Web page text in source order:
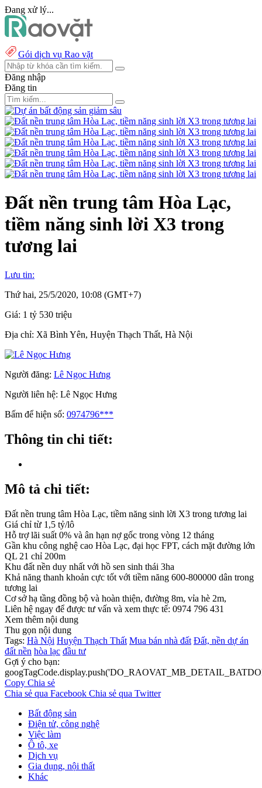
Đang xử lý...
Gói dịch vụ Rao vặt
Đăng nhập
Đăng tin
Đất nền trung tâm Hòa Lạc,
tiềm năng sinh lời X3 trong
tương lai
Lưu tin:
Thứ hai, 25/5/2020, 10:08 (GMT+7)
Giá: 1 tỷ 530 triệu
Địa chỉ: Xã Bình Yên, Huyện Thạch Thất, Hà Nội
Người đăng: Lê Ngọc Hưng
Người liên hệ: Lê Ngọc Hưng
Bấm để hiện số: 0974796***
Thông tin chi tiết:
Mô tả chi tiết:
Đất nền trung tâm Hòa Lạc, tiềm năng sinh lời X3 trong tương lai
Giá chỉ từ 1,5 tỷ/lô
Hỗ trợ lãi suất 0% và ân hạn nợ gốc trong vòng 12 tháng
Gần khu công nghệ cao Hòa Lạc, đại học FPT, cách mặt đường lớn
QL 21 chỉ 200m
Khu đất nền duy nhất với hồ sen sinh thái 3ha
Khả năng thanh khoản cực tốt với tiềm năng 600-800000 dân trong
tương lai
Cơ sở hạ tầng đồng bộ và hoàn thiện, đường 8m, vỉa hè 2m,
Liên hệ ngay để được tư vấn và xem thực tế: 0974 796 431
Xem thêm nội dung
Thu gọn nội dung
Tags: Hà Nội Huyện Thạch Thất Mua bán nhà đất Đất, nền dự án
đất nền hòa lạc đầu tư
Gợi ý cho bạn:
Copy Chia sẻ
Chia sẻ qua Facebook Chia sẻ qua Twitter
Bất động sản
Điện tử, công nghệ
Việc làm
Ô tô, xe
Dịch vụ
Gia dụng, nội thất
Khác